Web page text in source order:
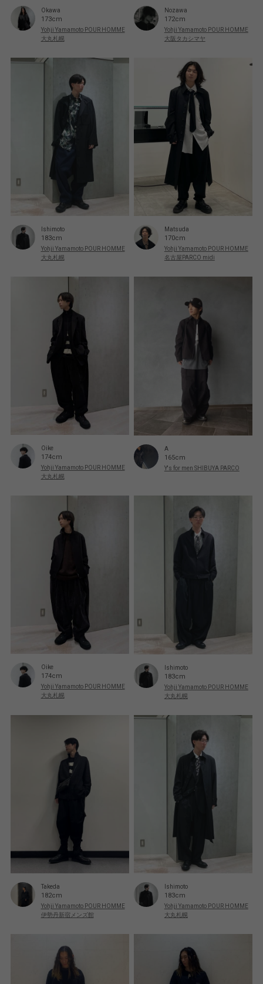
Okawa
173cm
Yohji Yamamoto POUR HOMME
大丸札幌
Nozawa
172cm
Yohji Yamamoto POUR HOMME
大阪タカシマヤ
Ishimoto
183cm
Yohji Yamamoto POUR HOMME
大丸札幌
Matsuda
170cm
Yohji Yamamoto POUR HOMME
名古屋PARCO midi
Oike
174cm
Yohji Yamamoto POUR HOMME
大丸札幌
A
165cm
Y's for men SHIBUYA PARCO
Oike
174cm
Yohji Yamamoto POUR HOMME
大丸札幌
Ishimoto
183cm
Yohji Yamamoto POUR HOMME
大丸札幌
Takeda
182cm
Yohji Yamamoto POUR HOMME
伊勢丹新宿メンズ館
Ishimoto
183cm
Yohji Yamamoto POUR HOMME
大丸札幌